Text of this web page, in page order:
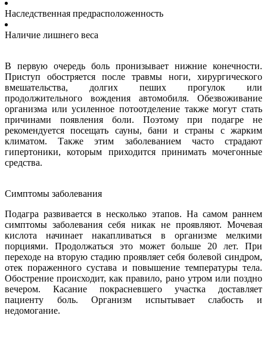
Наследственная предрасположенность
Наличие лишнего веса
В первую очередь боль пронизывает нижние конечности.
Приступ обостряется после травмы ноги, хирургического
вмешательства, долгих пеших прогулок или
продолжительного вождения автомобиля. Обезвоживание
организма или усиленное потоотделение также могут стать
причинами появления боли. Поэтому при подагре не
рекомендуется посещать сауны, бани и страны с жарким
климатом. Также этим заболеванием часто страдают
гипертоники, которым приходится принимать мочегонные
средства.
Симптомы заболевания
Подагра развивается в несколько этапов. На самом раннем
симптомы заболевания себя никак не проявляют. Мочевая
кислота начинает накапливаться в организме мелкими
порциями. Продолжаться это может больше 20 лет. При
переходе на вторую стадию проявляет себя болевой синдром,
отек пораженного сустава и повышение температуры тела.
Обострение происходит, как правило, рано утром или поздно
вечером. Касание покрасневшего участка доставляет
пациенту боль. Организм испытывает слабость и
недомогание.